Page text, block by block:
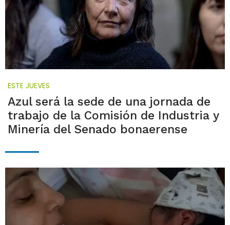
ESTE JUEVES
Azul será la sede de una jornada de
trabajo de la Comisión de Industria y
Minería del Senado bonaerense